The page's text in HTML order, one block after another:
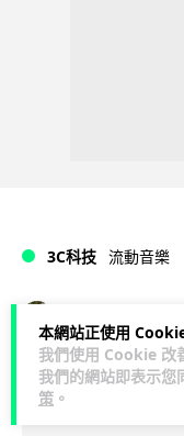
本網站正使用
我們使用 Cookie 改
我們的網站即表示您
策 。
3C科技 流動音樂
【評測】
耳機：現場